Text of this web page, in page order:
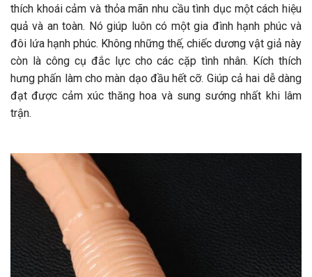
thích khoái cảm và thỏa mãn nhu cầu tình dục một cách hiệu
quả và an toàn. Nó giúp luôn có một gia đình hạnh phúc và
đôi lứa hạnh phúc. Không những thế, chiếc dương vật giả này
còn là công cụ đắc lực cho các cặp tình nhân. Kích thích
hưng phấn làm cho màn dạo đầu hết cỡ. Giúp cả hai dễ dàng
đạt được cảm xúc thăng hoa và sung sướng nhất khi lâm
trận.